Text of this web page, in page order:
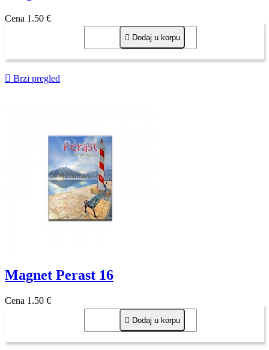
Cena 1,50 €
 Dodaj u korpu
 Brzi pregled
Magnet Perast 16
Cena 1,50 €
 Dodaj u korpu